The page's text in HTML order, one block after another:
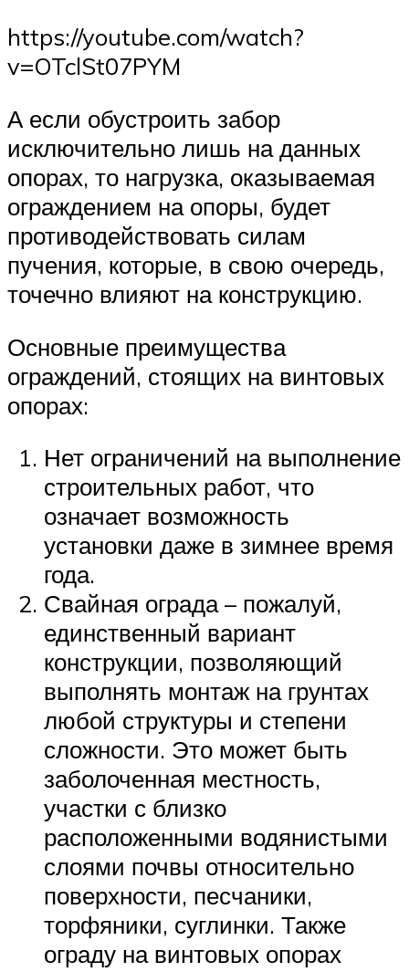
https://youtube.com/watch?
v=OTclSt07PYM
А если обустроить забор
исключительно лишь на данных
опорах, то нагрузка, оказываемая
ограждением на опоры, будет
противодействовать силам
пучения, которые, в свою очередь,
точечно влияют на конструкцию.
Основные преимущества
ограждений, стоящих на винтовых
опорах:
Нет ограничений на выполнение
строительных работ, что
означает возможность
установки даже в зимнее время
года.
Свайная ограда – пожалуй,
единственный вариант
конструкции, позволяющий
выполнять монтаж на грунтах
любой структуры и степени
сложности. Это может быть
заболоченная местность,
участки с близко
расположенными водянистыми
слоями почвы относительно
поверхности, песчаники,
торфяники, суглинки. Также
ограду на винтовых опорах